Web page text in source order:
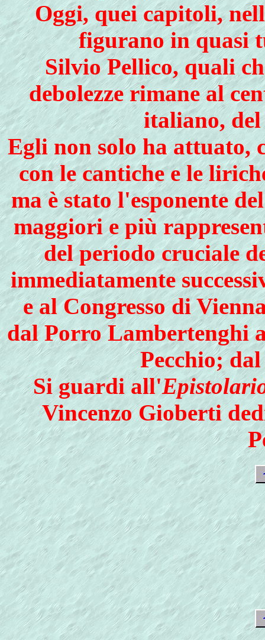
Oggi, quei capi­toli,
figurano in quasi
Silvio Pellico, quali
debolezze rimane al
italiano,
Egli non solo ha attuato,
con le cantiche e le
ma è stato l'esponente
maggiori e più
del periodo cruciale
immediatamente
e al Congresso di
dal Porro Lambertenghi
Pecchio;
Si guardi all'
Vincenzo Gioberti